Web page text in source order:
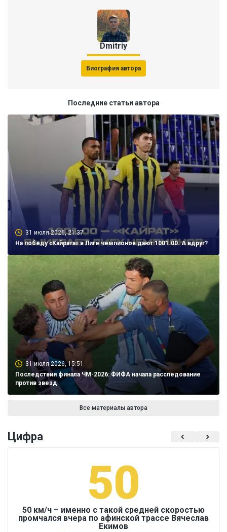
Dmitriy
Биография автора
Последние статьи автора
31 июля 2026, 21:37
На победу «Кайрата» в Лиге чемпионов дают 1001.00. А вдруг?
31 июля 2026, 15:51
Последствия финала ЧМ-2026: ФИФА начала расследование
против звезд
Все материалы автора
Цифра
50
50 км/ч – именно с такой средней скоростью
промчался вчера по афинской трассе Вячеслав
Екимов